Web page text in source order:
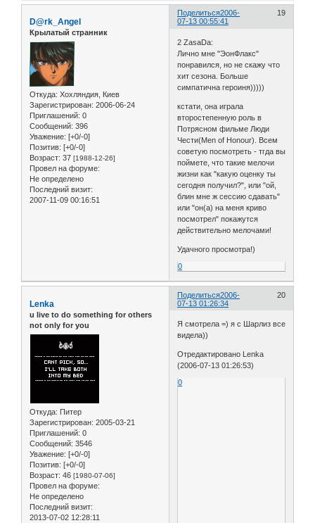
Поделиться 19
2006-
07-13 00:55:41
D@rk_Angel
Крылатый странник
Откуда: Хохляндия, Киев
Зарегистрирован: 2006-06-24
Приглашений: 0
Сообщений: 396
Уважение: [+0/-0]
Позитив: [+0/-0]
Возраст: 37 [1988-12-26]
Провел на форуме:
Не определено
Последний визит:
2007-11-09 00:16:51
2 ZasaDa:
Лично мне "ЭонФлакс"
понравился, но не скажу что
хит сезона. Больше
симпатична героиня)))))
кстати, она играла
второстепенную роль в
Потрясном фильме Люди
Чести(Men of Honour). Всем
советую посмотреть - тгда вы
поймете, что такие мелочи
жизни как "какую оценку ты
сегодня получил?", или "ой,
блин мне ж сессию сдавать"
или "он(а) на меня криво
посмотрел" покажутся
действительно мелочами!
Удачного просмотра!)
0
Поделиться 20
2006-
07-13 01:26:34
Lenka
u live to do something for others
not only for you
Откуда: Питер
Зарегистрирован: 2005-03-21
Приглашений: 0
Сообщений: 3546
Уважение: [+0/-0]
Позитив: [+0/-0]
Возраст: 46 [1980-07-06]
Провел на форуме:
Не определено
Последний визит:
2013-07-02 12:28:11
Я смотрела =) я с Шарлиз все
видела))
Отредактировано Lenka
(2006-07-13 01:26:53)
0